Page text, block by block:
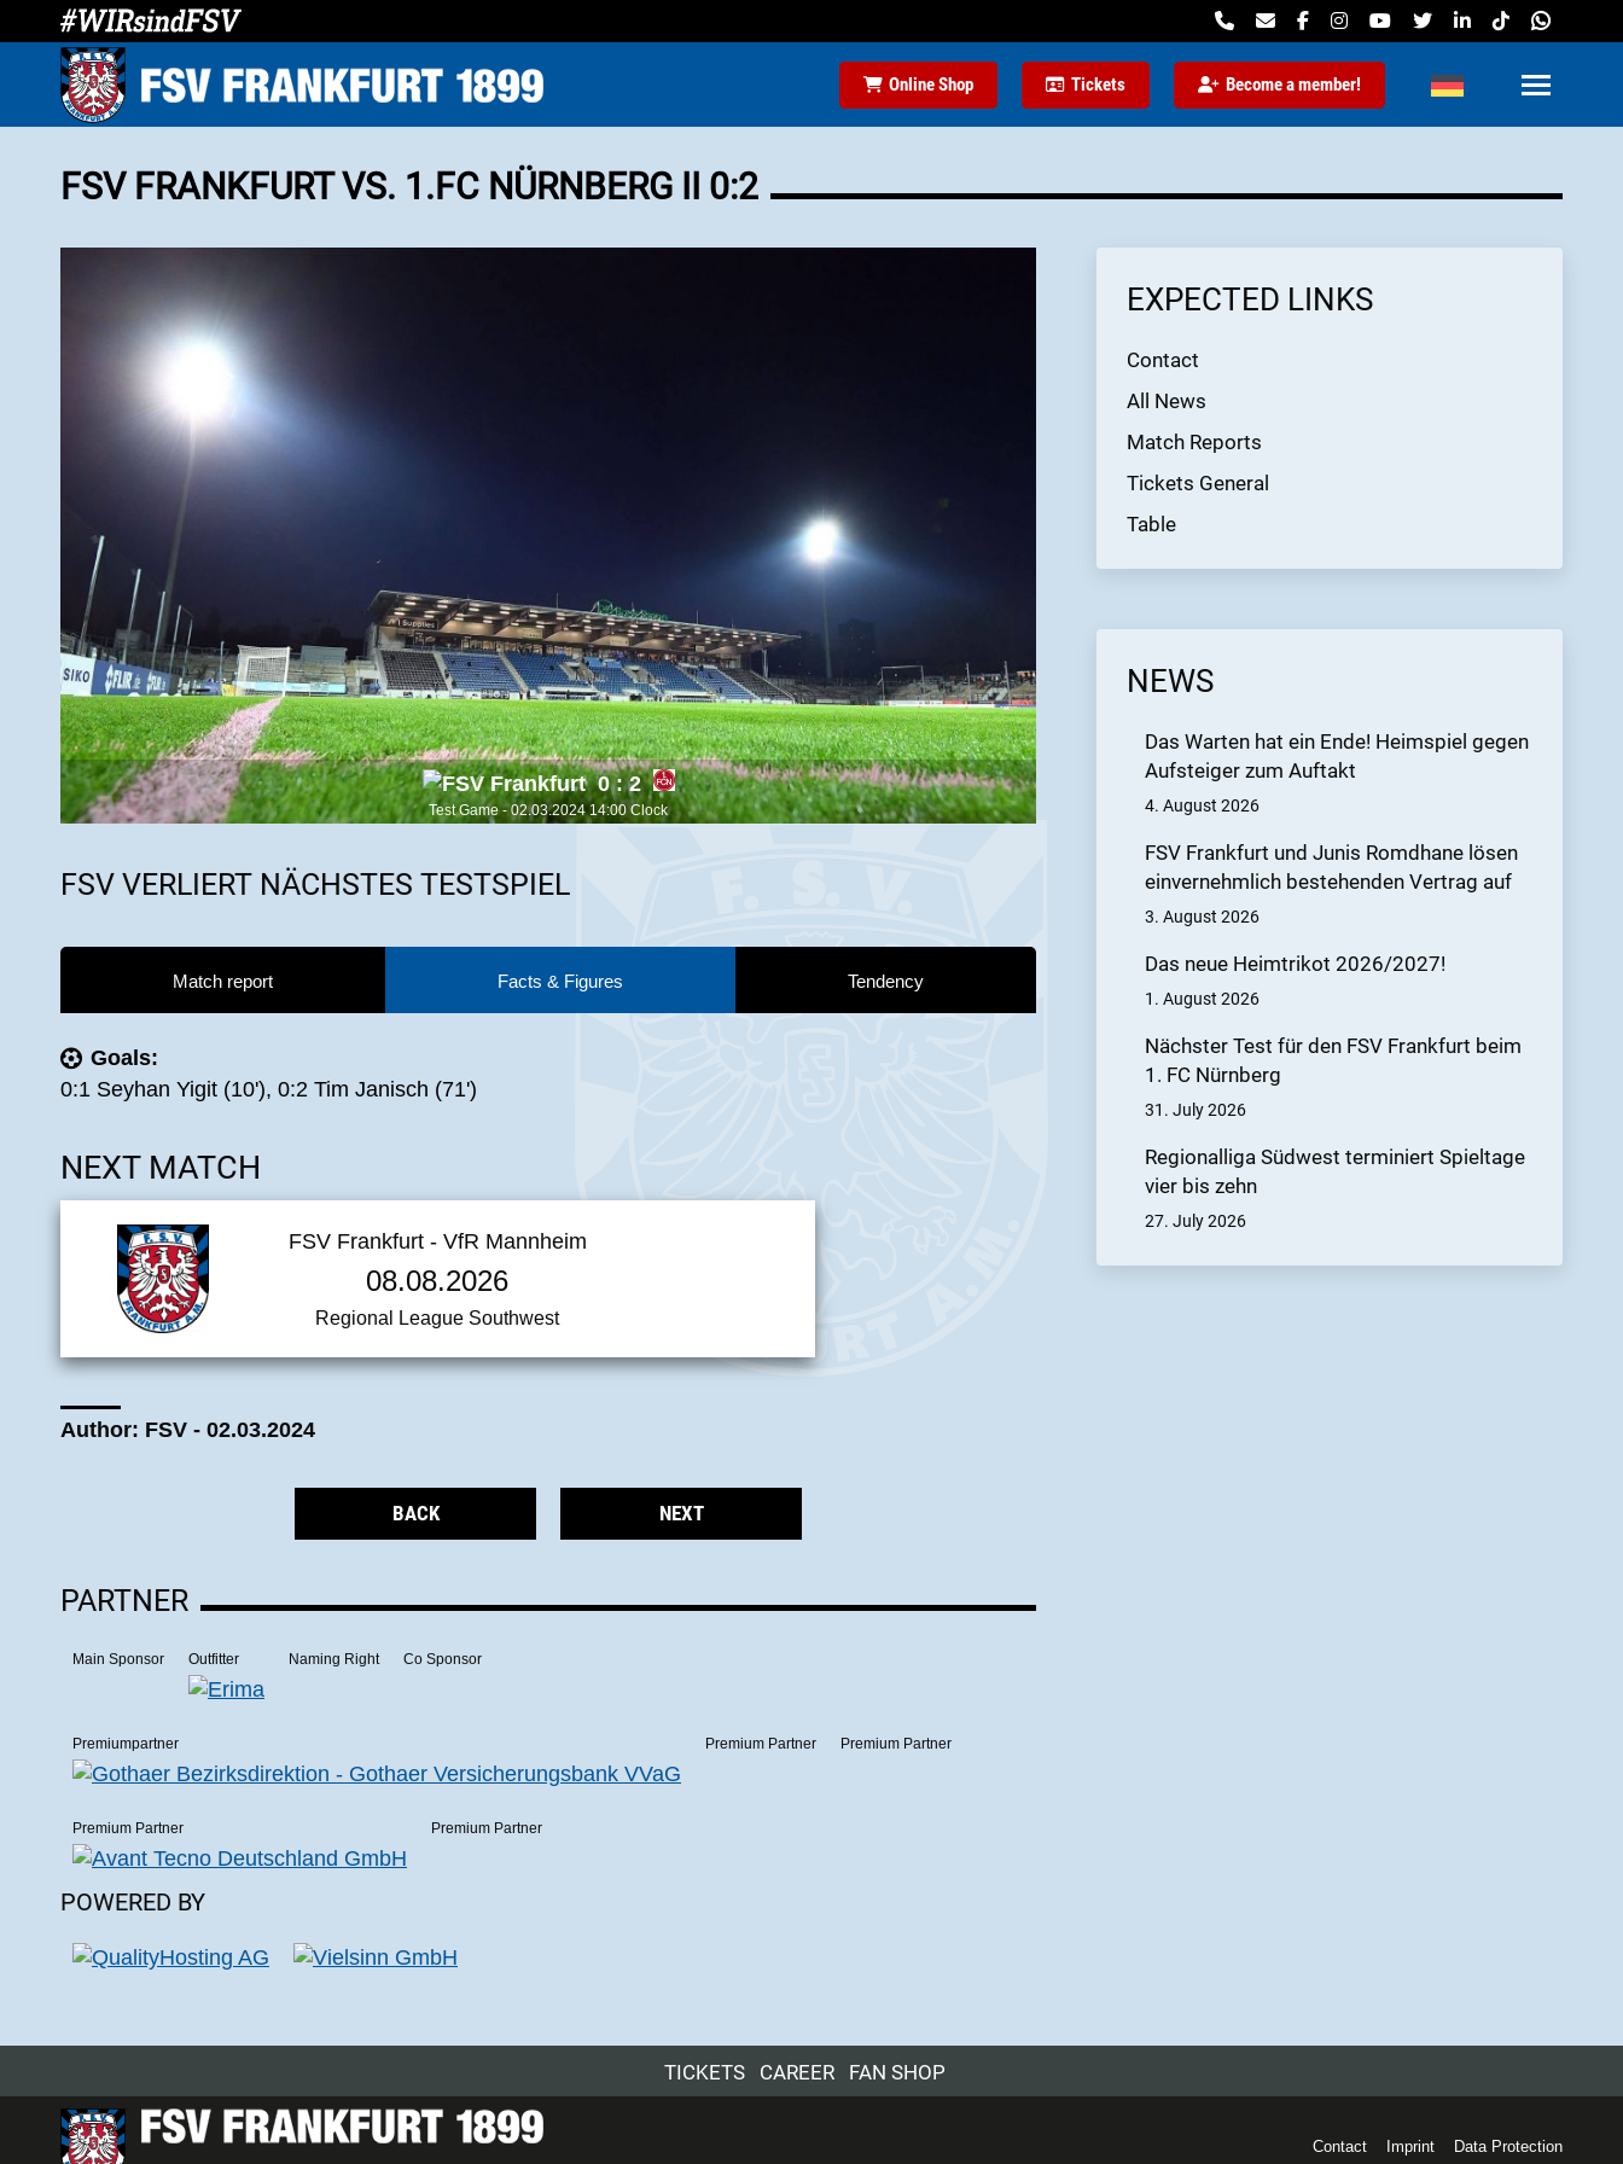
Online Shop Tickets Become a member!
FSV FRANKFURT VS. 1.FC NÜRNBERG II 0:2
0 : 2
Test Game - 02.03.2024 14:00 Clock
FSV VERLIERT NÄCHSTES TESTSPIEL
Match report Facts & Figures Tendency
Goals:
0:1 Seyhan Yigit (10'), 0:2 Tim Janisch (71')
NEXT MATCH
FSV Frankfurt - VfR Mannheim
08.08.2026
Regional League Southwest
Author: FSV - 02.03.2024
BACK NEXT
PARTNER
Main Sponsor Outfitter Naming Right Co Sponsor
Premiumpartner Premium Partner Premium Partner
Premium Partner Premium Partner
POWERED BY
EXPECTED LINKS
Contact
All News
Match Reports
Tickets General
Table
NEWS
Das Warten hat ein Ende! Heimspiel gegen
Aufsteiger zum Auftakt
4. August 2026
FSV Frankfurt und Junis Romdhane lösen
einvernehmlich bestehenden Vertrag auf
3. August 2026
Das neue Heimtrikot 2026/2027!
1. August 2026
Nächster Test für den FSV Frankfurt beim
1. FC Nürnberg
31. July 2026
Regionalliga Südwest terminiert Spieltage
vier bis zehn
27. July 2026
TICKETS CAREER FAN SHOP
Contact Imprint Data Protection